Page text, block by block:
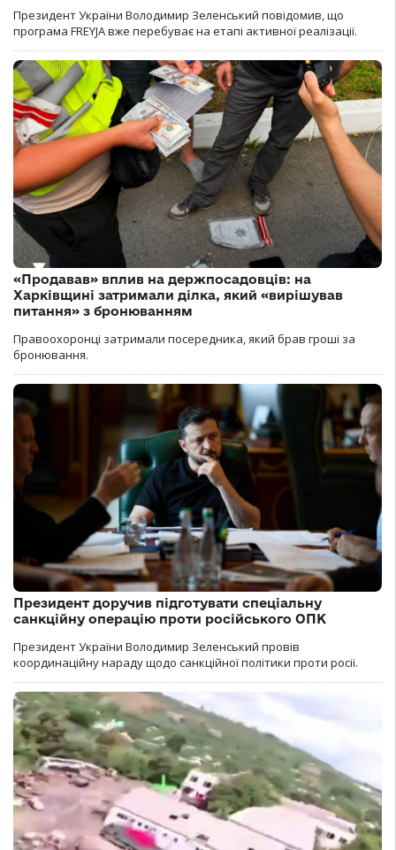
Президент України Володимир Зеленський повідомив, що
програма FREYJA вже перебуває на етапі активної реалізації.
«Продавав» вплив на держпосадовців: на
Харківщині затримали ділка, який «вирішував
питання» з бронюванням
Правоохоронці затримали посередника, який брав гроші за
бронювання.
Президент доручив підготувати спеціальну
санкційну операцію проти російського ОПК
Президент України Володимир Зеленський провів
координаційну нараду щодо санкційної політики проти росії.